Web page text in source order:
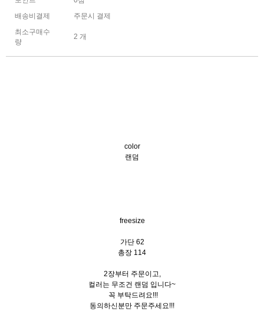
배송비결제
주문시 결제
최소구매수
량
2 개
color
랜덤
freesize
가단 62
총장 114
2장부터 주문이고,
컬러는 무조건 랜덤 입니다~
꼭 부탁드려요!!!
동의하신분만 주문주세요!!!